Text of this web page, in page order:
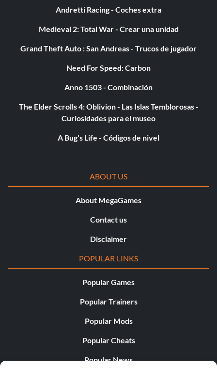
Andretti Racing - Coches extra
Medieval 2: Total War - Crear una unidad
Grand Theft Auto : San Andreas - Trucos de jugador
Need For Speed: Carbon
Anno 1503 - Combinación
The Elder Scrolls 4: Oblivion - Las Islas Temblorosas -
Curiosidades para el museo
A Bug's Life - Códigos de nivel
ABOUT US
About MegaGames
Contact us
Disclaimer
POPULAR LINKS
Popular Games
Popular Trainers
Popular Mods
Popular Cheats
Popular News